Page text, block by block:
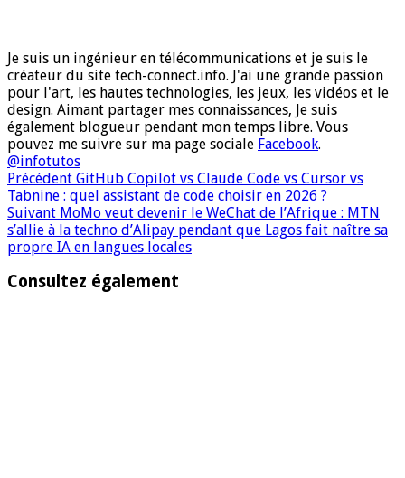
Je suis un ingénieur en télécommunications et je suis le
créateur du site tech-connect.info. J'ai une grande passion
pour l'art, les hautes technologies, les jeux, les vidéos et le
design. Aimant partager mes connaissances, Je suis
également blogueur pendant mon temps libre. Vous
pouvez me suivre sur ma page sociale Facebook.
@infotutos
Précédent GitHub Copilot vs Claude Code vs Cursor vs
Tabnine : quel assistant de code choisir en 2026 ?
Suivant MoMo veut devenir le WeChat de l’Afrique : MTN
s’allie à la techno d’Alipay pendant que Lagos fait naître sa
propre IA en langues locales
Consultez également